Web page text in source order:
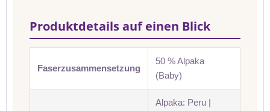
Produktdetails auf einen Blick
Faserzusammensetzung
50 % Alpaka
(Baby)
Alpaka: Peru |